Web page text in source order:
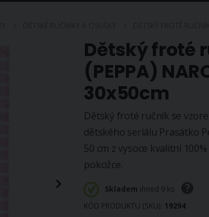
Dětský froté
(PEPPA)
30x50cm
Dětský froté ručník se
dětského seriálu Prasátko
50 cm z vysoce kvalitní
pokožce.
Skladem ihned 9 ks
KÓD PRODUKTU (SKU) 19294